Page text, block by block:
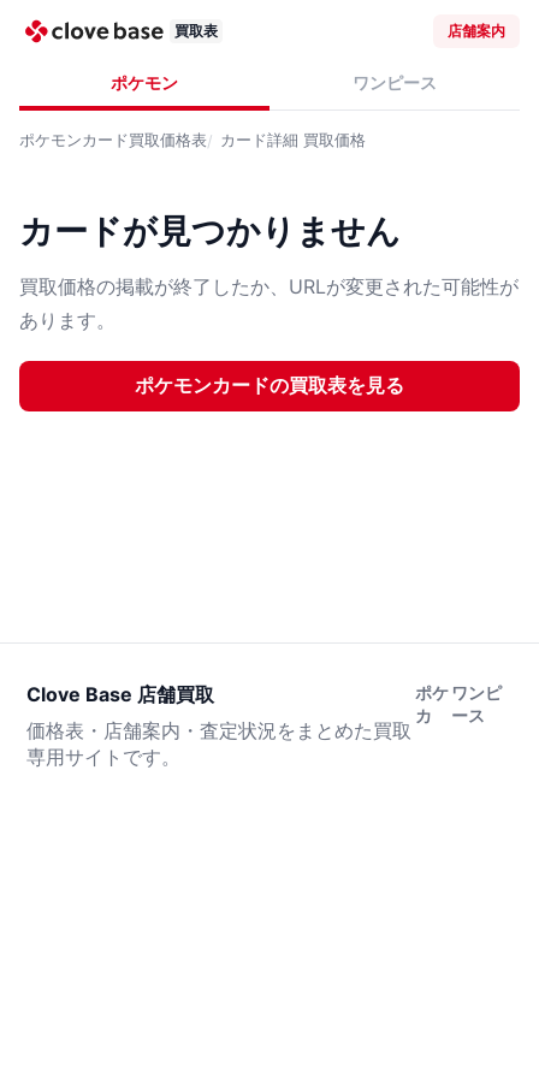
買取表 店舗案内
ポケモン ワンピース
ポケモンカード買取価格表 カード詳細 買取価格
カードが見つかりません
買取価格の掲載が終了したか、URLが変更された可能性が
あります。
ポケモンカードの買取表を見る
Clove Base 店舗買取
価格表・店舗案内・査定状況をまとめた買取
専用サイトです。
ポケ
カ
ワンピ
ース